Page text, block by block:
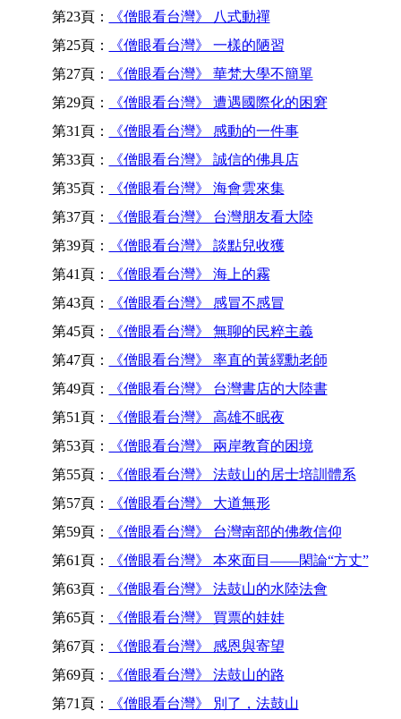
第23頁：
《僧眼看台灣》 八式動禪
第25頁：
《僧眼看台灣》 一樣的陋習
第27頁：
《僧眼看台灣》 華梵大學不簡單
第29頁：
《僧眼看台灣》 遭遇國際化的困窘
第31頁：
《僧眼看台灣》 感動的一件事
第33頁：
《僧眼看台灣》 誠信的佛具店
第35頁：
《僧眼看台灣》 海會雲來集
第37頁：
《僧眼看台灣》 台灣朋友看大陸
第39頁：
《僧眼看台灣》 談點兒收獲
第41頁：
《僧眼看台灣》 海上的霧
第43頁：
《僧眼看台灣》 感冒不感冒
第45頁：
《僧眼看台灣》 無聊的民粹主義
第47頁：
《僧眼看台灣》 率直的黃繹勳老師
第49頁：
《僧眼看台灣》 台灣書店的大陸書
第51頁：
《僧眼看台灣》 高雄不眠夜
第53頁：
《僧眼看台灣》 兩岸教育的困境
第55頁：
《僧眼看台灣》 法鼓山的居士培訓體系
第57頁：
《僧眼看台灣》 大道無形
第59頁：
《僧眼看台灣》 台灣南部的佛教信仰
第61頁：
《僧眼看台灣》 本來面目——閑論“方丈”
第63頁：
《僧眼看台灣》 法鼓山的水陸法會
第65頁：
《僧眼看台灣》 買票的娃娃
第67頁：
《僧眼看台灣》 感恩與寄望
第69頁：
《僧眼看台灣》 法鼓山的路
第71頁：
《僧眼看台灣》 別了，法鼓山